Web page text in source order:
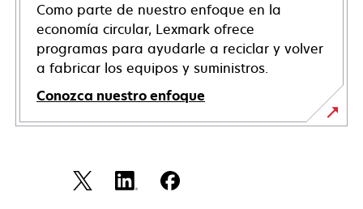
Como parte de nuestro enfoque en la
economía circular, Lexmark ofrece
programas para ayudarle a reciclar y volver
a fabricar los equipos y suministros.
Conozca nuestro enfoque